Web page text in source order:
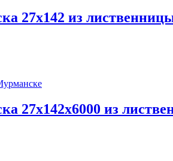
27х142 из
27х142х6000 из